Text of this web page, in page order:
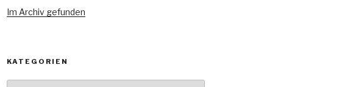
Im Archiv gefunden
KATEGORIEN